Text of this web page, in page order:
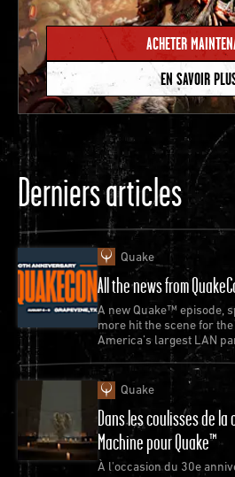
ACHETER
EN SAVOIR
Derniers articles
Quake
All the news from
A new Quake™ episode,
more hit the scene for
America’s largest LAN
Quake
Dans les coulisses de
Machine pour Quake™
À l'occasion du 30e